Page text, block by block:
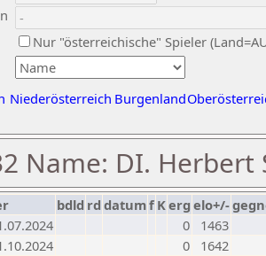
Nur "österreichische" Spieler
Niederösterreich Burgenland
Name: DI. Herbert
bdld rd datumf Kerg elo+/-
0
1463
0
1642